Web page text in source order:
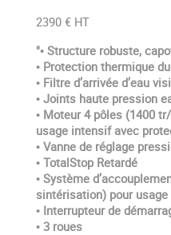
2390 € HT
"• Structure robuste,
• Protection thermique
• Filtre d’arrivée d’eau
• Joints haute pression
• Moteur 4 pôles (1400
usage intensif avec
• Vanne de réglage
• TotalStop Retardé
• Système
sintérisation) pour
• Interrupteur de
• 3 roues